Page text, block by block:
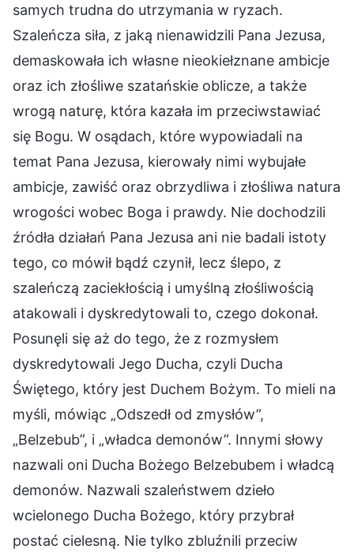
samych trudna do utrzymania w ryzach.
Szaleńcza siła, z jaką nienawidzili Pana Jezusa,
demaskowała ich własne nieokiełznane ambicje
oraz ich złośliwe szatańskie oblicze, a także
wrogą naturę, która kazała im przeciwstawiać
się Bogu. W osądach, które wypowiadali na
temat Pana Jezusa, kierowały nimi wybujałe
ambicje, zawiść oraz obrzydliwa i złośliwa natura
wrogości wobec Boga i prawdy. Nie dochodzili
źródła działań Pana Jezusa ani nie badali istoty
tego, co mówił bądź czynił, lecz ślepo, z
szaleńczą zaciekłością i umyślną złośliwością
atakowali i dyskredytowali to, czego dokonał.
Posunęli się aż do tego, że z rozmysłem
dyskredytowali Jego Ducha, czyli Ducha
Świętego, który jest Duchem Bożym. To mieli na
myśli, mówiąc „Odszedł od zmysłów”,
„Belzebub”, i „władca demonów”. Innymi słowy
nazwali oni Ducha Bożego Belzebubem i władcą
demonów. Nazwali szaleństwem dzieło
wcielonego Ducha Bożego, który przybrał
postać cielesną. Nie tylko zbluźnili przeciw